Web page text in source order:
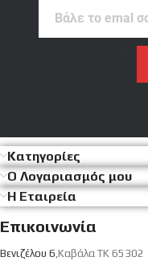
Κατηγορίες
Ο Λογαριασμός μου
Η Εταιρεία
Επικοινωνία
Βενιζέλου 6,Καβάλα ΤΚ 65302